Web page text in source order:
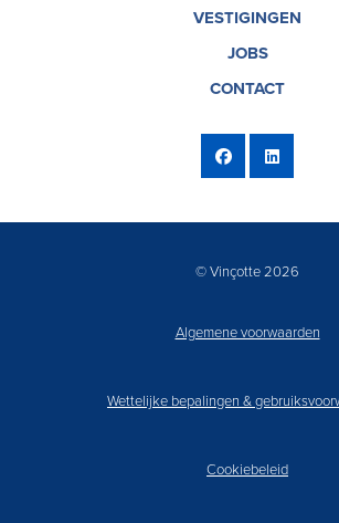
VESTIGINGEN
JOBS
CONTACT
© Vinçotte 2026
Algemene voorwaarden
Wettelijke bepalingen &
Cookiebeleid